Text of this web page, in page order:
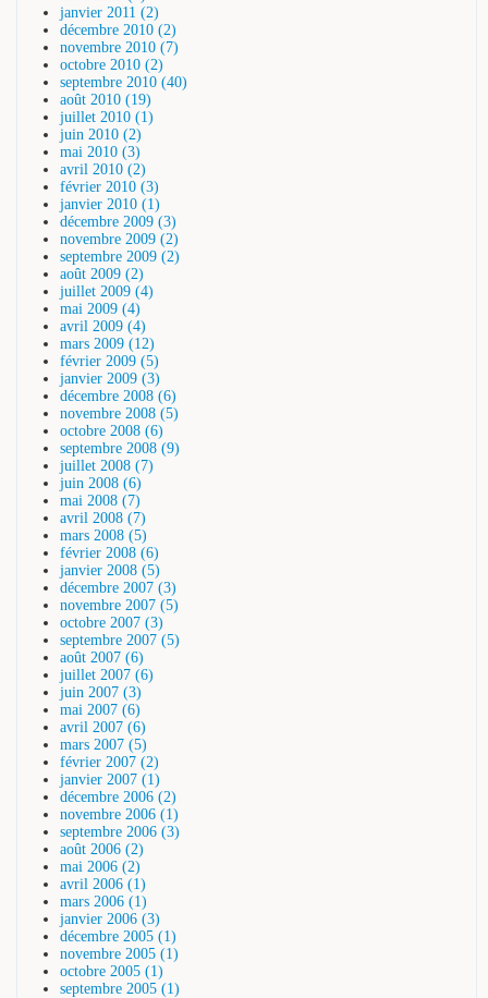
janvier 2011 (2)
décembre 2010 (2)
novembre 2010 (7)
octobre 2010 (2)
septembre 2010 (40)
août 2010 (19)
juillet 2010 (1)
juin 2010 (2)
mai 2010 (3)
avril 2010 (2)
février 2010 (3)
janvier 2010 (1)
décembre 2009 (3)
novembre 2009 (2)
septembre 2009 (2)
août 2009 (2)
juillet 2009 (4)
mai 2009 (4)
avril 2009 (4)
mars 2009 (12)
février 2009 (5)
janvier 2009 (3)
décembre 2008 (6)
novembre 2008 (5)
octobre 2008 (6)
septembre 2008 (9)
juillet 2008 (7)
juin 2008 (6)
mai 2008 (7)
avril 2008 (7)
mars 2008 (5)
février 2008 (6)
janvier 2008 (5)
décembre 2007 (3)
novembre 2007 (5)
octobre 2007 (3)
septembre 2007 (5)
août 2007 (6)
juillet 2007 (6)
juin 2007 (3)
mai 2007 (6)
avril 2007 (6)
mars 2007 (5)
février 2007 (2)
janvier 2007 (1)
décembre 2006 (2)
novembre 2006 (1)
septembre 2006 (3)
août 2006 (2)
mai 2006 (2)
avril 2006 (1)
mars 2006 (1)
janvier 2006 (3)
décembre 2005 (1)
novembre 2005 (1)
octobre 2005 (1)
septembre 2005 (1)